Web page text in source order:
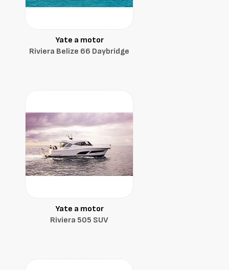
Yate a motor
Riviera Belize 66 Daybridge
Yate a motor
Riviera 505 SUV